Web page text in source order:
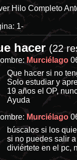
Hilo Completo
1-
hacer (22
Murciélago
Que hacer si no
Solo estudiar y
19 años el OP,
Ayuda
Murciélago
búscalos si los
si no puedes salir
diviértete en el pc,